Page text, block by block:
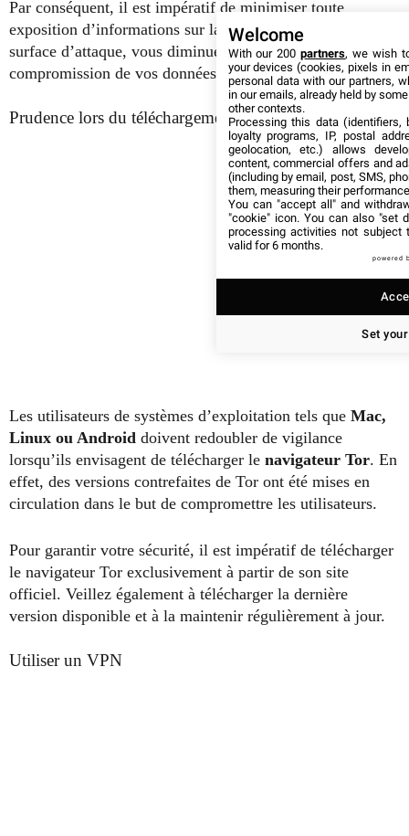
Par conséquent, il est impératif de minimiser toute
exposition d’informations sur la toile. En réduisant votre
surface d’attaque, vous diminuerez les opportunités de
compromission de vos données et systèmes.
Prudence lors du téléchargement de Tor
Les utilisateurs de systèmes d’exploitation tels que Mac,
Linux ou Android doivent redoubler de vigilance
lorsqu’ils envisagent de télécharger le navigateur Tor. En
effet, des versions contrefaites de Tor ont été mises en
circulation dans le but de compromettre les utilisateurs.
Pour garantir votre sécurité, il est impératif de télécharger
le navigateur Tor exclusivement à partir de son site
officiel. Veillez également à télécharger la dernière
version disponible et à la maintenir régulièrement à jour.
Utiliser un VPN
Welcome
With our 200partners, we wish
your devices (cookies, pixels in
personal data with our partners,
in our emails, already held by
other contexts.
Processing this data (identifiers,
loyalty programs, IP, postal
geolocation, etc.) allows
content, commercial offers and
(including by email, post, SMS,
them, measuring their
You can "accept all" and
"cookie" icon. You can also "set
processing activities not subject
valid for 6 months.
powered
Set